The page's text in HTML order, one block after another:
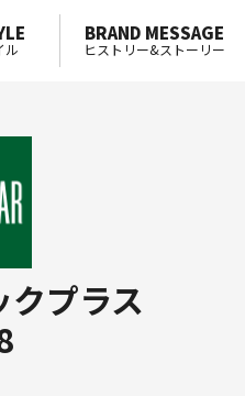
ル
BRAND MESSAGE
ヒストリー&ストーリー
クプラス